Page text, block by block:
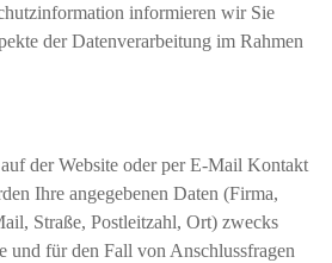
informieren wir Sie
der Datenverarbeitung im Rahmen
der Website oder per E-Mail Kontakt
Ihre angegebenen Daten (Firma,
Straße, Postleitzahl, Ort) zwecks
und für den Fall von Anschlussfragen